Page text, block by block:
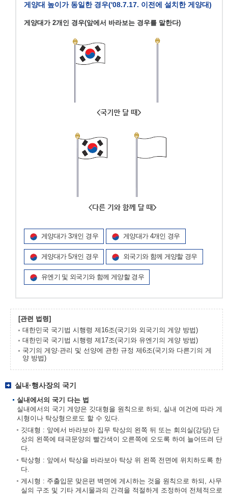
게양대 높이가 동일한 경우('08.7.17. 이전에 설치한 게양대)
게양대가 2개인 경우(앞에서 바라보는 경우를 말한다)
게양대가 3개인 경우 게양대가 4개인 경우
게양대가 5개인 경우 외국기와 함께 게양할 경우
유엔기 및 외국기와 함께 게양할 경우
[관련 법령]
대한민국 국기법 시행령 제16조(국기와 외국기의 게양 방법)
대한민국 국기법 시행령 제17조(국기와 유엔기의 게양 방법)
국기의 게양·관리 및 선양에 관한 규정 제6조(국기와 다른기의 게
양 방법)
실내·행사장의 국기
실내에서의 국기 다는 법
실내에서의 국기 게양은 깃대형을 원칙으로 하되, 실내 여건에 따라 게
시형이나 탁상형으로도 할 수 있다.
깃대형 : 앞에서 바라보아 집무 탁상의 왼쪽 뒤 또는 회의실(강당) 단
상의 왼쪽에 태극문양의 빨간색이 오른쪽에 오도록 하여 늘어뜨려 단
다.
탁상형 : 앞에서 탁상을 바라보아 탁상 위 왼쪽 전면에 위치하도록 한
다.
게시형 : 주출입문 맞은편 벽면에 게시하는 것을 원칙으로 하되, 사무
실의 구조 및 기타 게시물과의 간격을 적절하게 조정하여 전체적으로